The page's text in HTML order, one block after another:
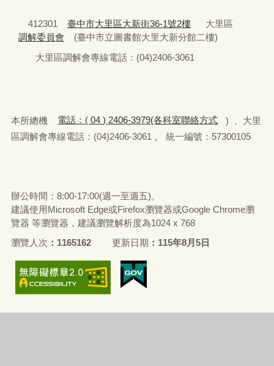
412301 臺中市大里區大新街36-1號2樓
大里區
調解委員會
(臺中市立圖書館大里大新分館二樓)
大里區調解會專線電話：(04)2406-3061
本所總機 電話：( 04 ) 2406-3979(各科室聯絡方式
) 、大里
區調解會專線電話：(04)2406-3061 。 統一編號：57300105
辦公時間：8:00-17:00(週一至週五)。
建議使用Microsoft Edge或Firefox瀏覽器或Google Chrome瀏
覽器 等瀏覽器，建議瀏覽解析度為1024 x 768
瀏覽人次
1165162 更新日期 115年8月5日